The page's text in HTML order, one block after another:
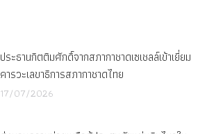
ประธานกิตติมศักดิ์จากสภากาชาดเซเชลล์เข้าเยี่ยม
คารวะเลขาธิการสภากาชาดไทย
17/07/2026